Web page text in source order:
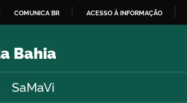
O
COMUNICA BR ACESSO À INFORMAÇÃO
Bahia
SaMaVi